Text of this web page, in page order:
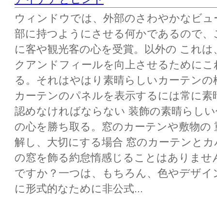
ウィンドウでは、外部のさわやかなビ
部に持つようにさせる何かであるので
に客や観光客の心を受賞。以外の これ
クアンドフィールを向上させるために
る。それはやはり素晴らしいカーテン
カーテンのパネルを表示するには常に
認めなければならない 装飾の素晴らし
の心を勝ち取る。窓のカーテンや敷物の
解し、大切にする場合 窓のカーテンと
の窓を飾る約怠惰感じることはありま
ですか？一つは、もちろん、色やデザ
に形式的なために非公式...